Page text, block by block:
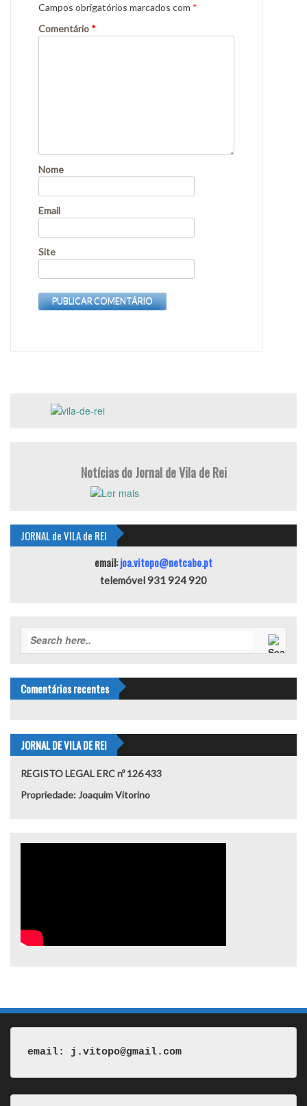
Campos obrigatórios marcados com *
Comentário *
Nome
Email
Site
Notícias do Jornal de Vila de Rei
JORNAL de VILA de REI
email:joa.vitopo@netcabo.pt
telemóvel 931 924 920
Comentários recentes
JORNAL DE VILA DE REI
REGISTO LEGAL ERC nº 126 433
Propriedade: Joaquim Vitorino
email: j.vitopo@gmail.com